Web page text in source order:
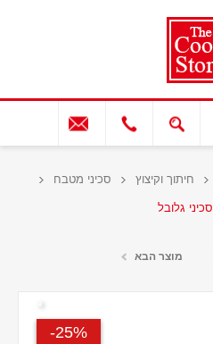
חיתוך וקיצוץ סכיני מטבח
מוצר הבא
25%-